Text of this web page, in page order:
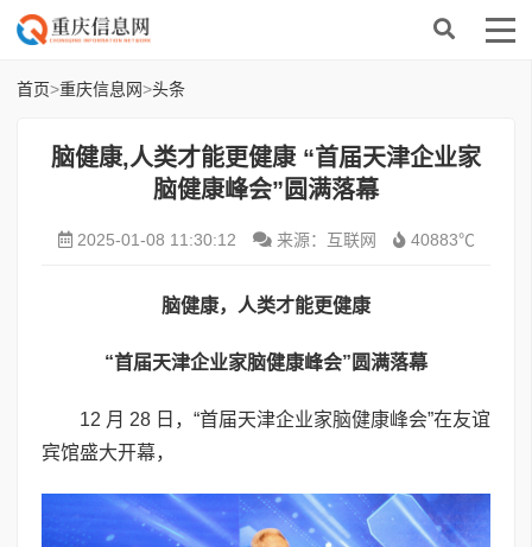
首页>重庆信息网>头条
脑健康,人类才能更健康 “首届天津企业家
脑健康峰会”圆满落幕
2025-01-08 11:30:12 来源：互联网 40883℃
脑健康，人类才能更健康
“首届天津企业家脑健康峰会” 圆满落幕
12 月 28 日，“首届天津企业家脑健康峰会”在友谊
宾馆盛大开幕，